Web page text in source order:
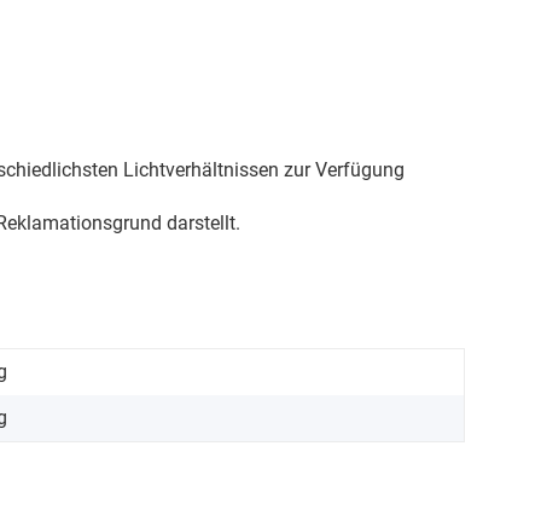
Lichtverhältnissen zur Verfügung
darstellt.